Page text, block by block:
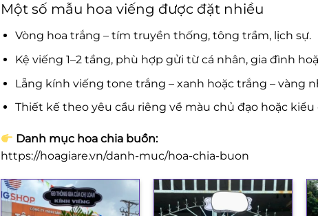
Một số mẫu hoa viếng được đặt nhiều
Vòng hoa trắng – tím truyền thống, tông trầm, lịch sự.
Kệ viếng 1–2 tầng, phù hợp gửi từ cá nhân, gia đình
Lẵng kính viếng tone trắng – xanh hoặc trắng – vàng
Thiết kế theo yêu cầu riêng về màu chủ đạo hoặc kiểu
Danh mục hoa chia buồn:
https://hoagiare.vn/danh-muc/hoa-chia-buon